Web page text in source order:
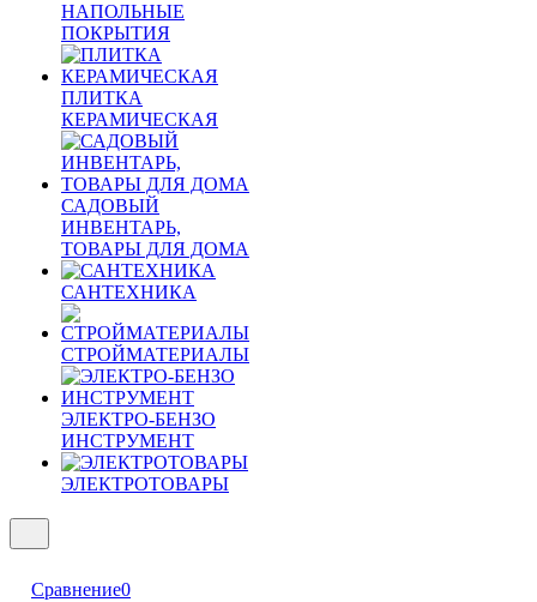
НАПОЛЬНЫЕ
ПОКРЫТИЯ
ПЛИТКА
КЕРАМИЧЕСКАЯ
САДОВЫЙ
ИНВЕНТАРЬ,
ТОВАРЫ ДЛЯ ДОМА
САНТЕХНИКА
СТРОЙМАТЕРИАЛЫ
ЭЛЕКТРО-БЕНЗО
ИНСТРУМЕНТ
ЭЛЕКТРОТОВАРЫ
Сравнение0